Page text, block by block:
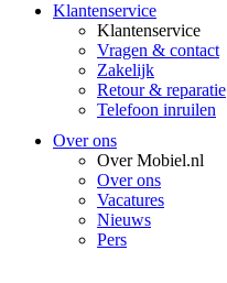
Klantenservice
Klantenservice
Vragen & contact
Zakelijk
Retour & reparatie
Telefoon inruilen
Over ons
Over Mobiel.nl
Over ons
Vacatures
Nieuws
Pers